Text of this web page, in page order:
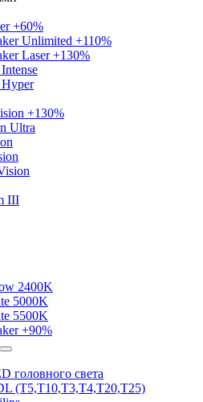
+60%
Unlimited +110%
Laser +130%
+130%
Ultra
III
2400K
5000K
5500K
+90%
головного света
(T5,T10,T3,T4,T20,T25)